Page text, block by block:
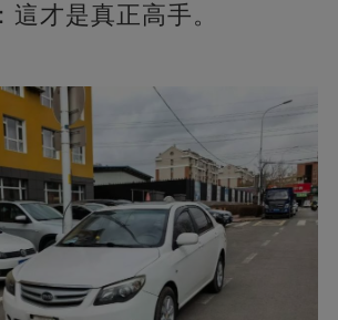
這才是真正高手。